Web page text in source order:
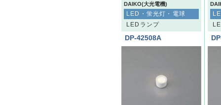
DAIKO(大光電機)
LED・蛍光灯・電球
LEDランプ
DP-42508A